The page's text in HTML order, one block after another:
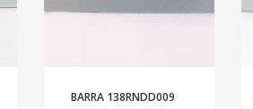
BARRA 138RNDD009